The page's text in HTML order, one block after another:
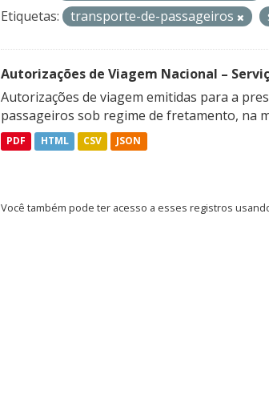
Etiquetas:
transporte-de-passageiros
Autorizações de Viagem Nacional –
Autorizações de viagem emitidas para a
passageiros sob regime de fretamento, na
PDF HTML CSV JSON
Você também pode ter acesso a esses registros